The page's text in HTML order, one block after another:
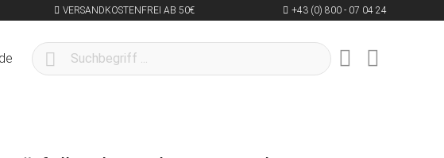
VERSANDKOSTENFREI AB 50€ +43 (0) 800 - 07 04 24